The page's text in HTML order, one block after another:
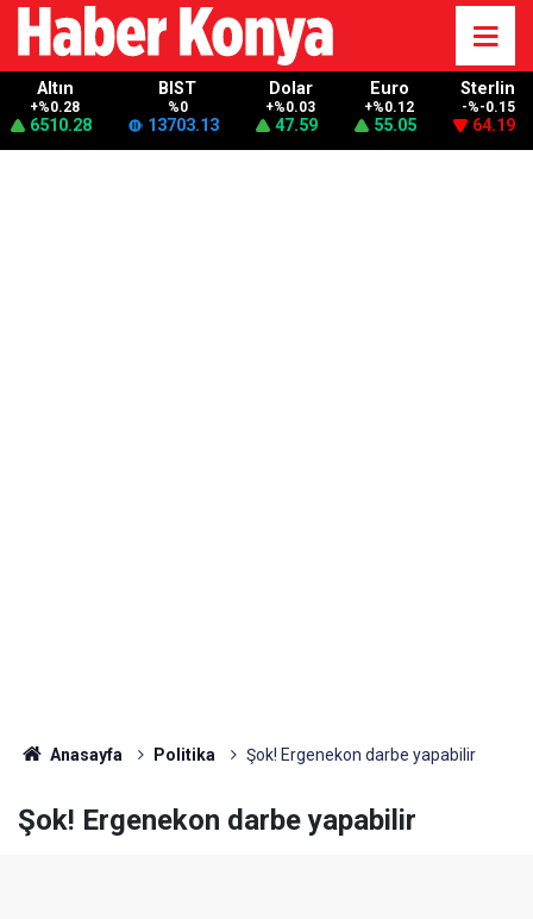
Altın
+%0.28
6510.28
BIST
%0
13703.13
Dolar
+%0.03
47.59
Euro
+%0.12
55.05
Sterlin
-%-0.15
64.19
Anasayfa Politika Şok! Ergenekon darbe yapabilir
Şok! Ergenekon darbe yapabilir